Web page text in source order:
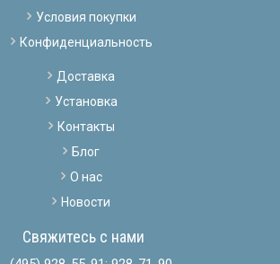
Условия покупки
Конфиденциальность
Доставка
Установка
Контакты
Блог
О нас
Новости
Свяжитесь с нами